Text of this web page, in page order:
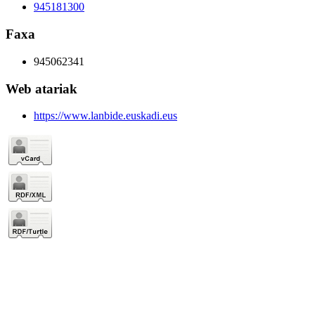
945181300
Faxa
945062341
Web atariak
https://www.lanbide.euskadi.eus